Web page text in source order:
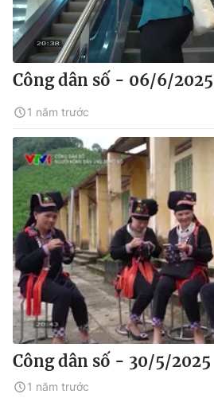
Công dân số - 06/6/2025
1 năm trước
Công dân số - 30/5/2025
1 năm trước